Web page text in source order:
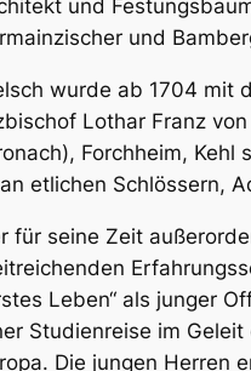
und
und
wurde ab 1704 mit
Lothar Franz
Forchheim,
etlichen Schlössern,
für seine Zeit
Leben“ als junger
Studienreise im
Die jungen Herren